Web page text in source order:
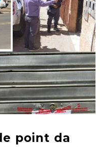
point da